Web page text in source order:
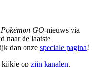
Pokémon GO-nieuws via
naar de laatste
dan onze speciale pagina!
kijkje op zijn kanalen.